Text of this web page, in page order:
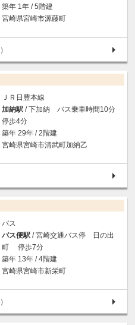
築年 1年 / 5階建
宮崎県宮崎市源藤町
）
ＪＲ日豊本線
加納駅 / 下加納 バス乗車時間10分
停歩4分
築年 29年 / 2階建
宮崎県宮崎市清武町加納乙
バス
バス便駅 / 宮崎交通バス停 日の出
町 停歩7分
築年 13年 / 4階建
宮崎県宮崎市新栄町
）